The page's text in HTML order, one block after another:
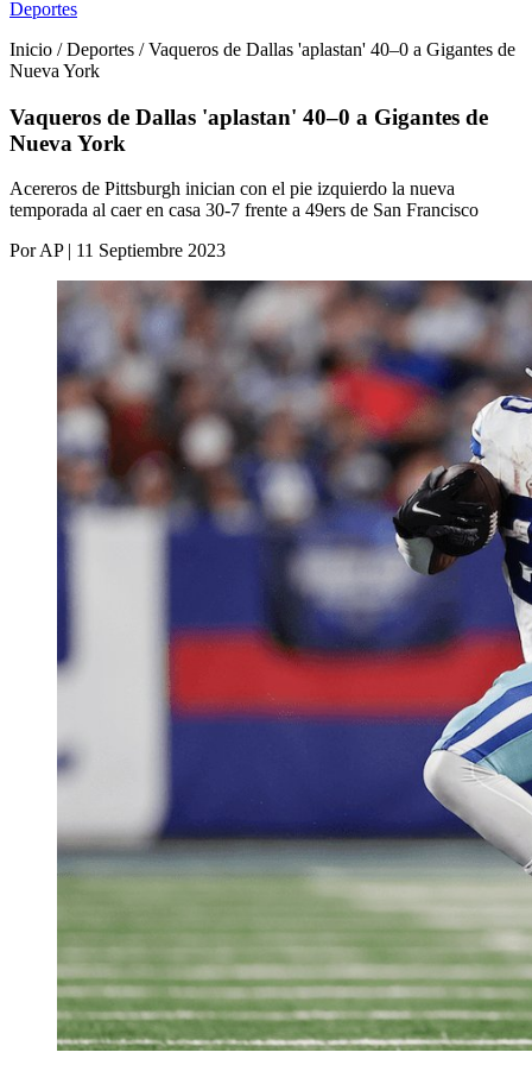
Deportes
Inicio / Deportes / Vaqueros de Dallas 'aplastan' 40–0 a Gigantes de
Nueva York
Vaqueros de Dallas 'aplastan' 40–0 a Gigantes de
Nueva York
Acereros de Pittsburgh inician con el pie izquierdo la nueva
temporada al caer en casa 30-7 frente a 49ers de San Francisco
Por AP | 11 Septiembre 2023